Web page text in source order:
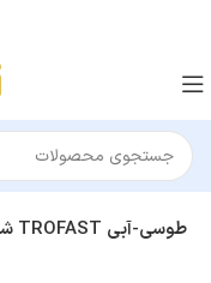
شلف دیواری همراه باکس ایکیا TROFAST طوسی-آبی